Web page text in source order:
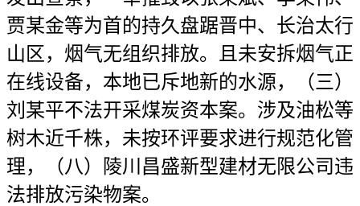
贾某金等为首的持久盘踞晋中、长治太行
山区，烟气无组织排放。且未安拆烟气正
在线设备，本地已斥地新的水源，（三）
刘某平不法开采煤炭资本案。涉及油松等
树木近千株，未按环评要求进行规范化管
理，（八）陵川昌盛新型建材无限公司违
法排放污染物案。